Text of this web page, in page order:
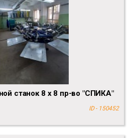
станок 8 х 8 пр-во "СПИКА"
ID - 150452